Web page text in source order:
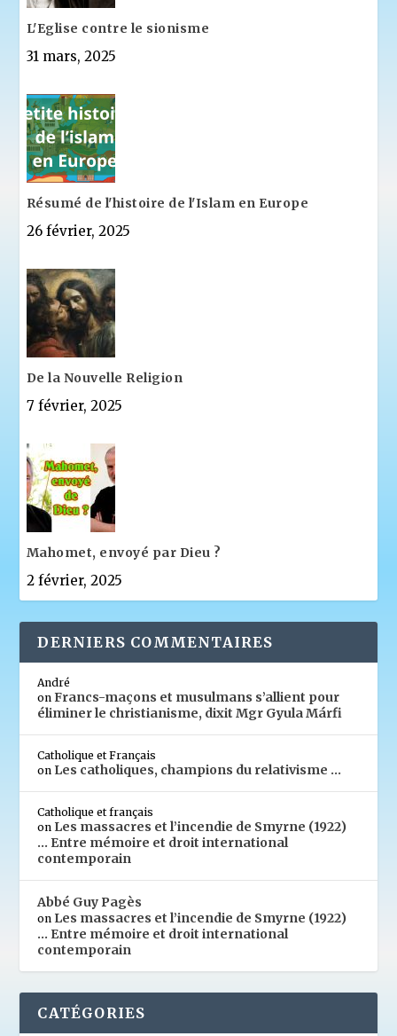
L'Eglise contre le sionisme
31 mars, 2025
Résumé de l'histoire de l'Islam en Europe
26 février, 2025
De la Nouvelle Religion
7 février, 2025
Mahomet, envoyé par Dieu ?
2 février, 2025
DERNIERS COMMENTAIRES
André
onFrancs-maçons et musulmans s’allient pour
éliminer le christianisme, dixit Mgr Gyula Márfi
Catholique et Français
on Les catholiques, champions du relativisme …
Catholique et français
on Les massacres et l’incendie de Smyrne (1922)
… Entre mémoire et droit international
contemporain
Abbé Guy Pagès
on Les massacres et l’incendie de Smyrne (1922)
… Entre mémoire et droit international
contemporain
CATÉGORIES